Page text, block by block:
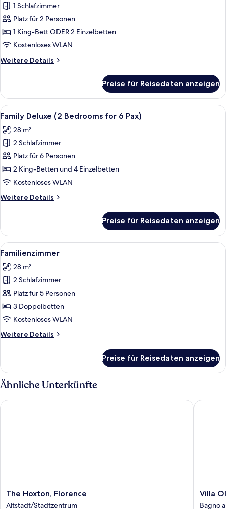
Doppelzimmer
anzeigen
1 Schlafzimmer
Platz für 2 Personen
1 King-Bett ODER 2 Einzelbetten
Kostenloses WLAN
Weitere Details
Weitere
Doppelzimmer
Preise für Reisedaten anzeigen
Alle
Fotos
für
Family
Deluxe
(2
Bedrooms
6
Ein modernes Schlafzimmer mit
5
Family Deluxe (2 Bedrooms for 6 Pax)
28 m²
2 Schlafzimmer
Platz für 6 Personen
2 King-Betten und 4 Einzelbetten
Kostenloses WLAN
Weitere Details
Weitere
Deluxe
(2
Bedrooms
6
Pax)
Preise für Reisedaten anzeigen
Alle
Fotos
für
Familienzimmer
anzeigen
Ein modernes Schlafzimmer mit
5
Familienzimmer
28 m²
2 Schlafzimmer
Platz für 5 Personen
3 Doppelbetten
Kostenloses WLAN
Weitere Details
Weitere
Preise für Reisedaten anzeigen
Ähnliche Unterkünfte
The
Hoxton,
The Hoxton, Florence
Altstadt/Stadtzentrum
The Hoxton, Florence
Villa
Olmi
Villa
Bagno
Villa